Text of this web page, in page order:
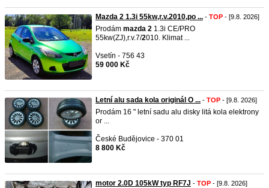
Mazda 2 1.3i 55kw,r.v.2010,po ... - TOP - [9.8. 2026]
Prodám mazda 2 1.3i CE/PRO
55kw(ZJ),r.v.7/2010. Klimat ...
Vsetín - 756 43
59 000 Kč
Letní alu sada kola originál O ... - TOP - [9.8. 2026]
Prodám 16 " letní sadu alu disky litá kola elektrony
or ...
České Budějovice - 370 01
8 800 Kč
motor 2.0D 105kW typ RF7J - TOP - [9.8. 2026]